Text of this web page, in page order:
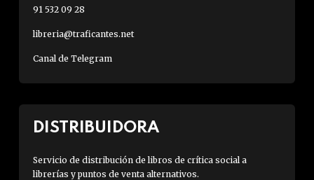
91 532 09 28
libreria@traficantes.net
Canal de Telegram
DISTRIBUIDORA
Servicio de distribución de libros de crítica social a
librerías y puntos de venta alternativos.